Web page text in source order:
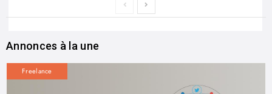
Annonces à la une
Freelance